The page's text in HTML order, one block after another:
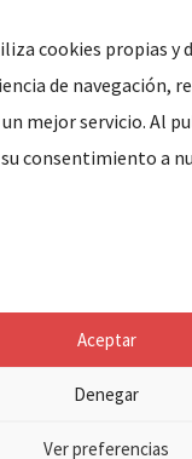
cookies propias y
de navegación,
mejor servicio. Al
consentimiento a
Aceptar
Denegar
Ver preferencias
España). All Rights